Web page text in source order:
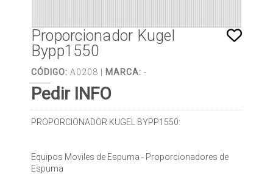
Proporcionador Kugel
Bypp1550
CÓDIGO: A0208 | MARCA: -
Pedir INFO
PROPORCIONADOR KUGEL BYPP1550:
Equipos Moviles de Espuma - Proporcionadores de
Espuma